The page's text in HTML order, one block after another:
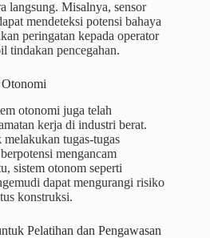
langsung. Misalnya, sensor
mendeteksi potensi bahaya
peringatan kepada operator
tindakan pencegahan.
otonomi juga telah
kerja di industri berat.
tugas-tugas
mengancam
sistem otonom seperti
dapat mengurangi risiko
konstruksi.
Pelatihan dan Pengawasan